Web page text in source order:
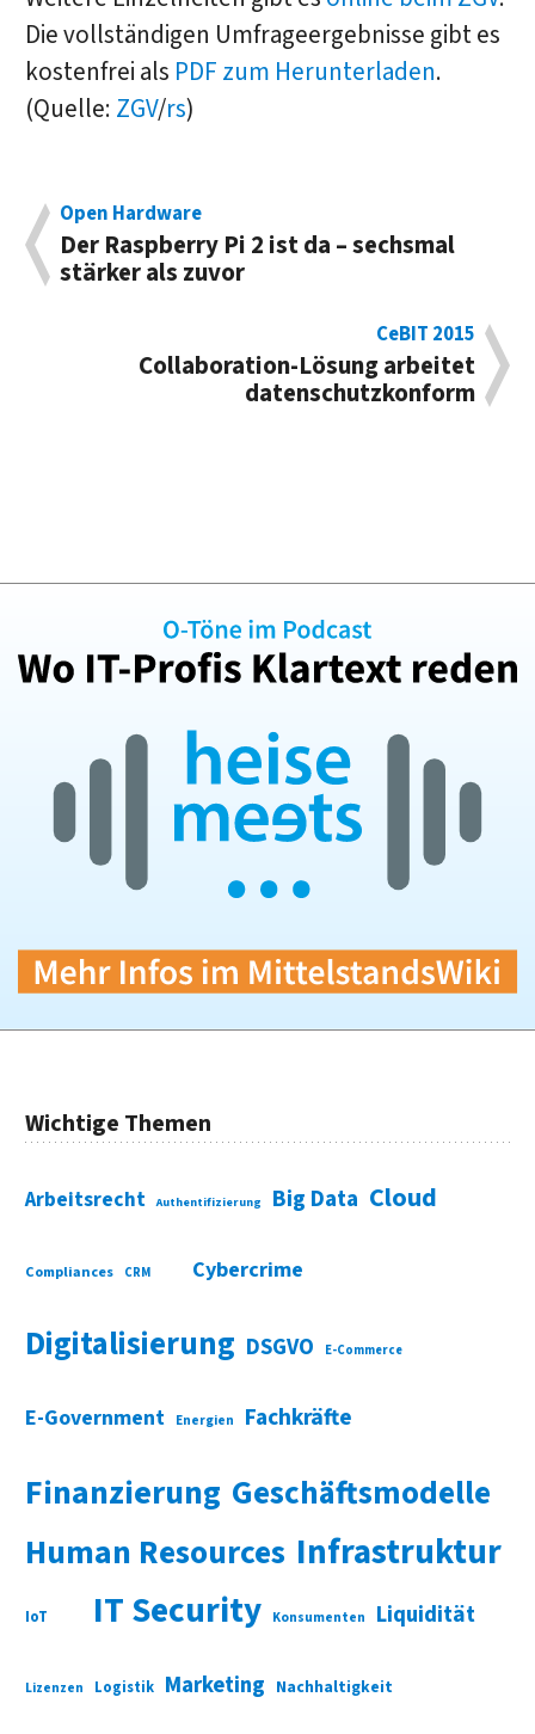
Die vollständigen Umfrageergebnisse gibt es
kostenfrei als PDF zum Herunterladen.
(Quelle: ZGV/rs)
Open Hardware
Der Raspberry Pi 2 ist da – sechsmal
stärker als zuvor
CeBIT 2015
Collaboration-Lösung arbeitet
datenschutzkonform
Wichtige Themen
Arbeitsrecht Authentifizierung Big Data Cloud
Compliances CRM Cybercrime
Digitalisierung DSGVO E-Commerce
E-Government Energien Fachkräfte
Finanzierung Geschäftsmodelle
Human Resources Infrastruktur
IoT IT Security Konsumenten Liquidität
Lizenzen Logistik Marketing Nachhaltigkeit